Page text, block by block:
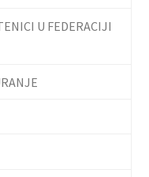
U FEDERACIJI